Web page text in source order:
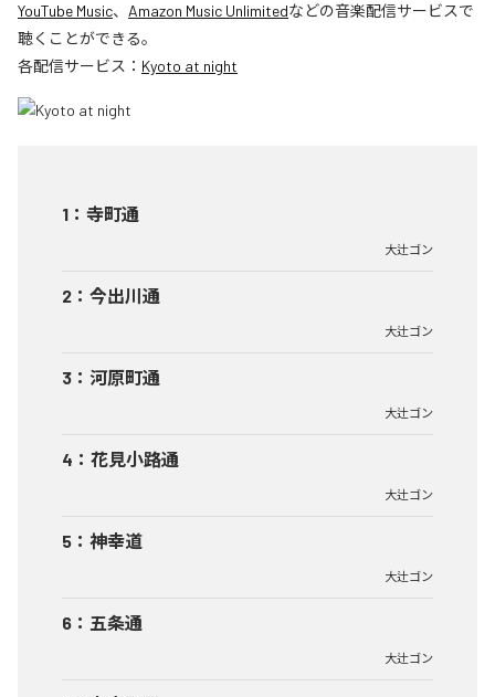
YouTube Music、 Amazon Music Unlimitedなどの音楽配信サービスで
聴くことができる。
各配信サービス： Kyoto at night
1 ： 寺町通
大辻ゴン
2 ： 今出川通
大辻ゴン
3 ： 河原町通
大辻ゴン
4 ： 花見小路通
大辻ゴン
5 ： 神幸道
大辻ゴン
6 ： 五条通
大辻ゴン